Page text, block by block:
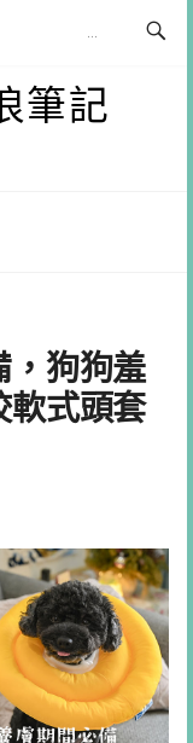
筆記
，狗狗羞
軟式頭套